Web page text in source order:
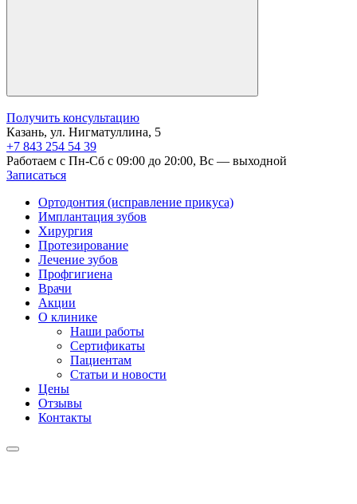
Получить консультацию
Казань, ул. Нигматуллина, 5
+7 843 254 54 39
Работаем с Пн-Сб с 09:00 до 20:00, Вс — выходной
Записаться
Ортодонтия (исправление прикуса)
Имплантация зубов
Хирургия
Протезирование
Лечение зубов
Профгигиена
Врачи
Акции
О клинике
Наши работы
Сертификаты
Пациентам
Статьи и новости
Цены
Отзывы
Контакты